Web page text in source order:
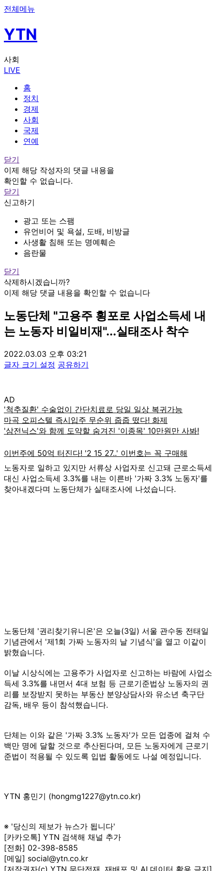
전체메뉴
YTN
사회
LIVE
홈
정치
경제
사회
국제
연예
닫기
이제 해당 작성자의 댓글 내용을
확인할 수 없습니다.
닫기
신고하기
광고 또는 스팸
유언비어 및 욕설, 도배, 비방글
사생활 침해 또는 명예훼손
음란물
닫기
삭제하시겠습니까?
이제 해당 댓글 내용을 확인할 수 없습니다
노동단체 "고용주 횡포로 사업소득세 내
는 노동자 비일비재"...실태조사 착수
2022.03.03 오후 03:21
글자 크기 설정 공유하기
AD
노동자로 일하고 있지만 서류상 사업자로 신고돼 근로소득세
대신 사업소득세 3.3%를 내는 이른바 '가짜 3.3% 노동자'를
찾아내겠다며 노동단체가 실태조사에 나섰습니다.
노동단체 '권리찾기유니온'은 오늘(3일) 서울 관수동 전태일
기념관에서 '제1회 가짜 노동자의 날 기념식'을 열고 이같이
밝혔습니다.
이날 시상식에는 고용주가 사업자로 신고하는 바람에 사업소
득세 3.3%를 내면서 4대 보험 등 근로기준법상 노동자의 권
리를 보장받지 못하는 부동산 분양상담사와 유소년 축구단
감독, 배우 등이 참석했습니다.
단체는 이와 같은 '가짜 3.3% 노동자'가 모든 업종에 걸쳐 수
백만 명에 달할 것으로 추산된다며, 모든 노동자에게 근로기
준법이 적용될 수 있도록 입법 활동에도 나설 예정입니다.
YTN 홍민기 (hongmg1227@ytn.co.kr)
※ '당신의 제보가 뉴스가 됩니다'
[카카오톡] YTN 검색해 채널 추가
[전화] 02-398-8585
[메일] social@ytn.co.kr
[저작권자(c) YTN 무단전재, 재배포 및 AI 데이터 활용 금지]